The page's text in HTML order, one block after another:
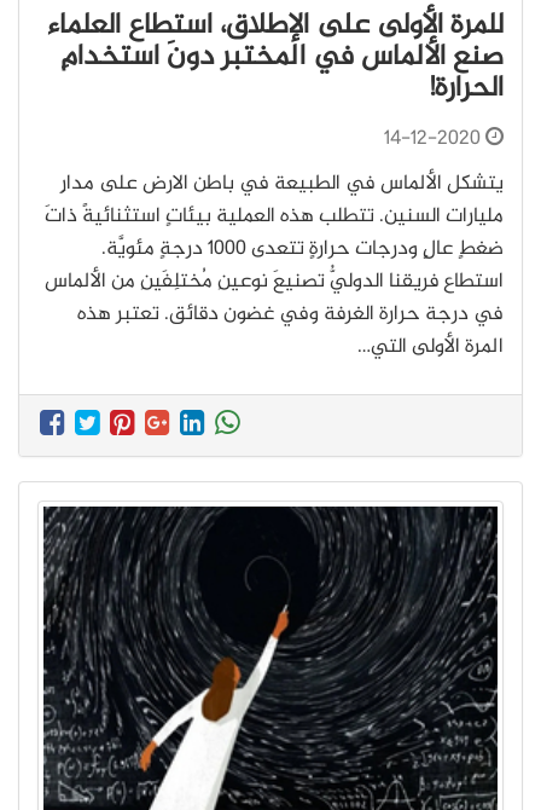
للمرة الأولى على الإطلاق، استطاع العلماء
صنع الألماس في المختبر دونَ استخدامِ
الحرارة!
14-12-2020
يتشكل الألماس في الطبيعة في باطن الارض على مدارِ
مليارات السنين. تتطلب هذه العملية بيئاتٍ استثنائيةً ذاتَ
ضغطٍ عالٍ ودرجات حرارةٍ تتعدى 1000 درجةٍ مئويَّة.
استطاع فريقنا الدوليُّ تصنيعَ نوعينِ مُختلِفَينِ من الألماس
في درجة حرارة الغرفة وفي غضون دقائق. تعتبر هذه
المرة الأولى التي…